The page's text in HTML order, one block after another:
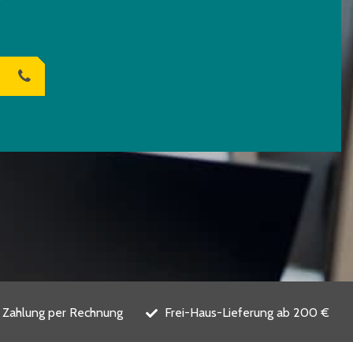
Zahlung per Rechnung Frei-Haus-Lieferung ab 200 €